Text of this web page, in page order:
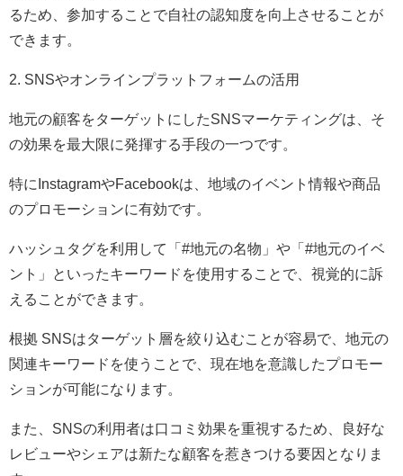
るため、参加することで自社の認知度を向上させることが
できます。
2. SNSやオンラインプラットフォームの活用
地元の顧客をターゲットにしたSNSマーケティングは、そ
の効果を最大限に発揮する手段の一つです。
特にInstagramやFacebookは、地域のイベント情報や商品
のプロモーションに有効です。
ハッシュタグを利用して「#地元の名物」や「#地元のイベ
ント」といったキーワードを使用することで、視覚的に訴
えることができます。
根拠 SNSはターゲット層を絞り込むことが容易で、地元の
関連キーワードを使うことで、現在地を意識したプロモー
ションが可能になります。
また、SNSの利用者は口コミ効果を重視するため、良好な
レビューやシェアは新たな顧客を惹きつける要因となりま